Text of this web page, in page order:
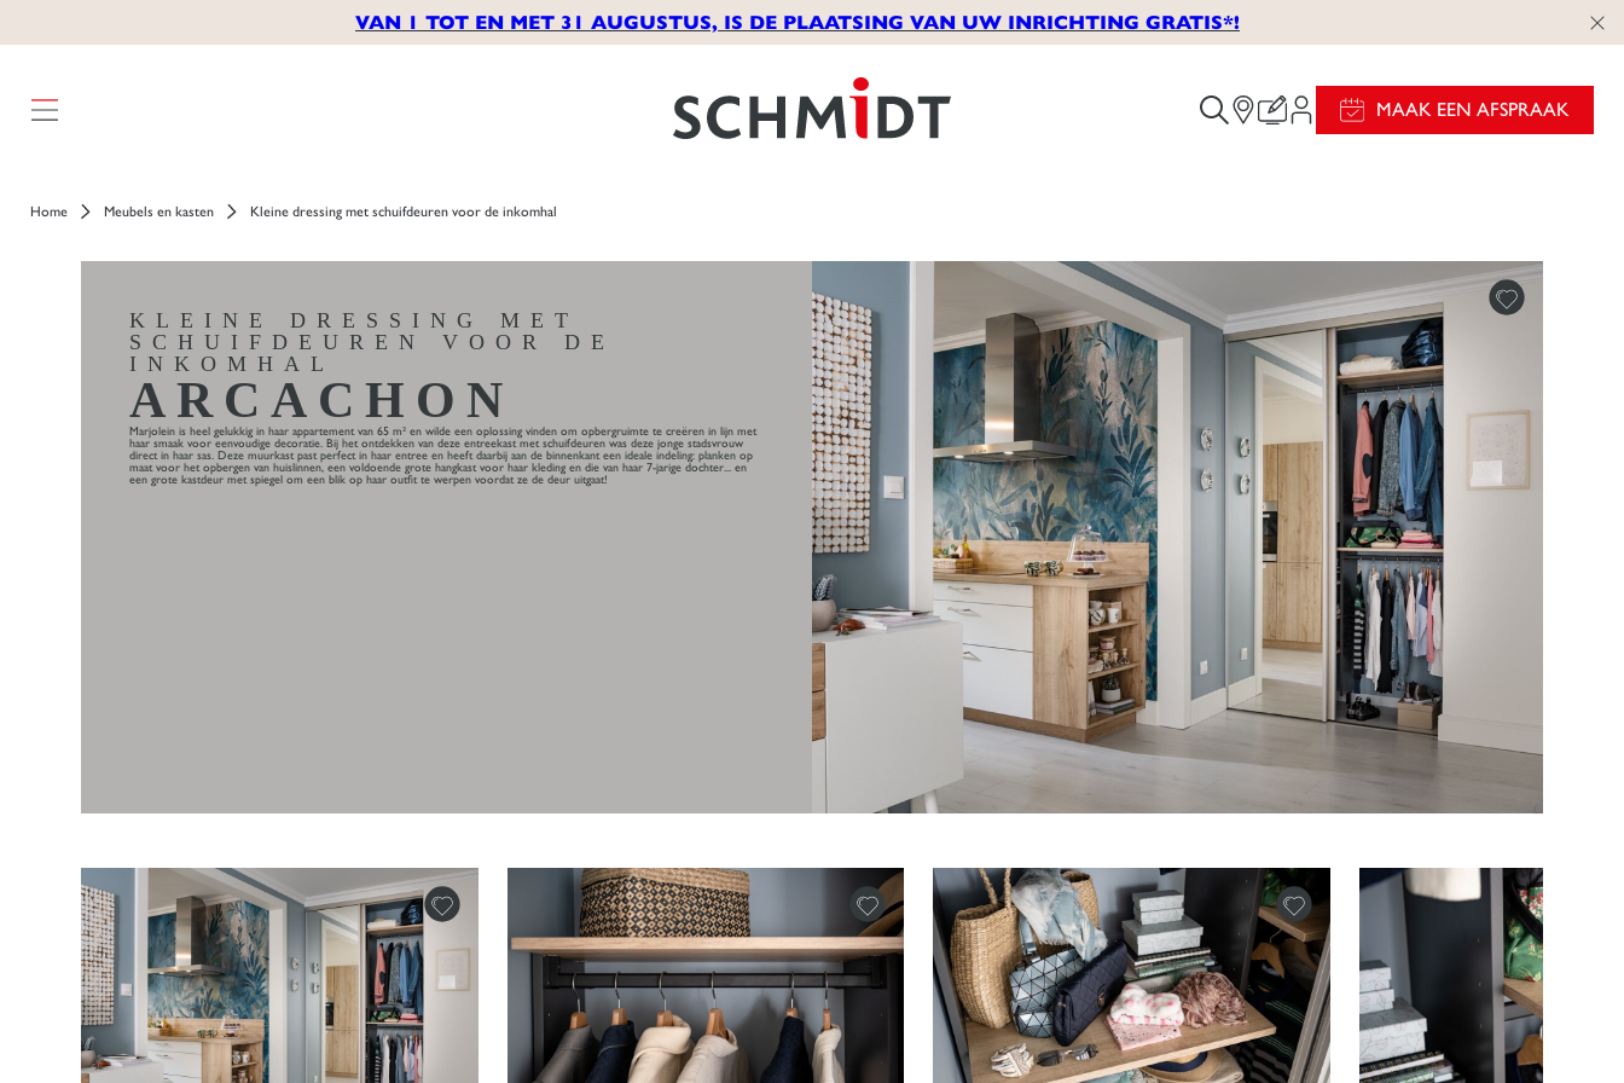
VAN 1 TOT EN MET 31 AUGUSTUS, IS DE PLAATSING VAN UW INRICHTING GRATIS*!
MAAK EEN AFSPRAAK
Home Meubels en kasten Kleine dressing met schuifdeuren voor de inkomhal
KLEINE DRESSING MET
SCHUIFDEUREN VOOR DE
INKOMHAL
ARCACHON
Marjolein is heel gelukkig in haar appartement van 65 m² en wilde een oplossing vinden om opbergruimte te creëren in lijn met
haar smaak voor eenvoudige decoratie. Bij het ontdekken van deze entreekast met schuifdeuren was deze jonge stadsvrouw
direct in haar sas. Deze muurkast past perfect in haar entree en heeft daarbij aan de binnenkant een ideale indeling: planken op
maat voor het opbergen van huislinnen, een voldoende grote hangkast voor haar kleding en die van haar 7-jarige dochter... en
een grote kastdeur met spiegel om een blik op haar outfit te werpen voordat ze de deur uitgaat!